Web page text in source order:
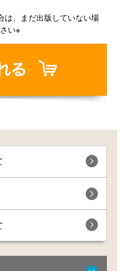
は、まだ出版していない場
い※